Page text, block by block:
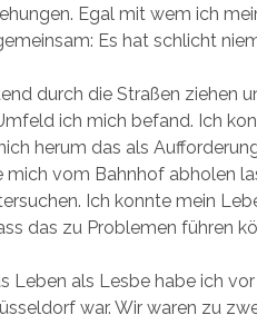
Egal mit wem ich
Es hat schlicht
durch die Straßen ziehen
ich mich befand. Ich
herum das als
mich vom Bahnhof abholen
Ich konnte mein
das zu Problemen führen
Leben als Lesbe habe ich
war. Wir waren zu